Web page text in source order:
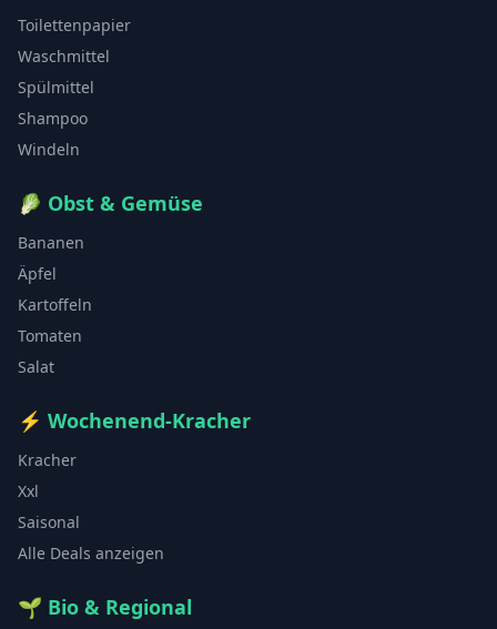
Toilettenpapier
Waschmittel
Spülmittel
Shampoo
Windeln
🥬 Obst & Gemüse
Bananen
Äpfel
Kartoffeln
Tomaten
Salat
⚡ Wochenend-Kracher
Kracher
Xxl
Saisonal
Alle Deals anzeigen
🌱 Bio & Regional